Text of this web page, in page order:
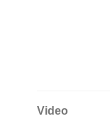
Video